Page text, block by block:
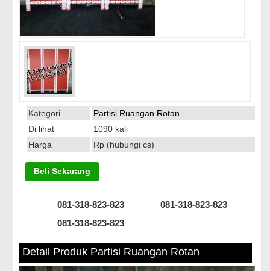
Kategori
Partisi Ruangan Rotan
Di lihat
1090 kali
Harga
Rp (hubungi cs)
Beli Sekarang
081-318-823-823
081-318-823-823
081-318-823-823
Detail Produk Partisi Ruangan Rotan